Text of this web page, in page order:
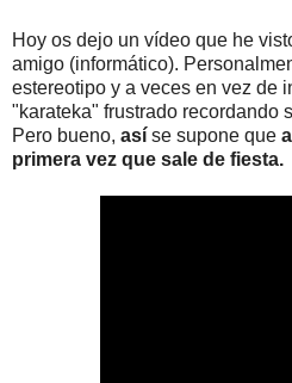
Hoy os dejo un vídeo que he
amigo (informático).
estereotipo y a veces en vez de
"karateka" frustrado recordando
Pero bueno, así se supone que
primera vez que sale de fiesta.